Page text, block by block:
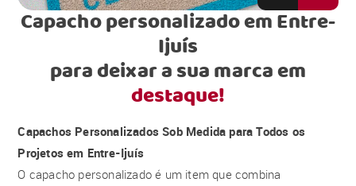
Capacho personalizado em Entre-
Ijuís
para deixar a sua marca em
destaque!
Capachos Personalizados Sob Medida para Todos os
Projetos em Entre-Ijuís
O capacho personalizado é um item que combina